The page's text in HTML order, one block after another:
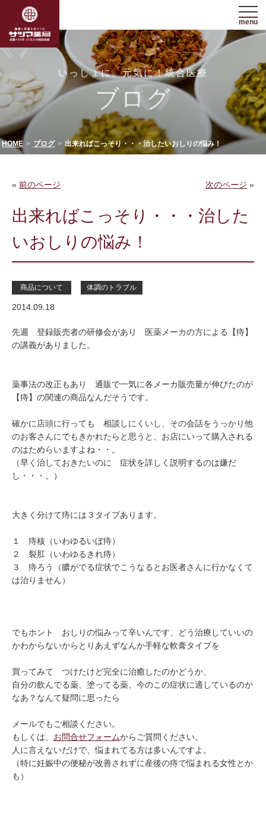
menu
いっしょに、元気に！統合医療
ブログ
HOME ブログ 出来ればこっそり・・・治したいおしりの悩み！
« 前のページ 次のページ »
出来ればこっそり・・・治した
いおしりの悩み！
商品について 体調のトラブル
2014.09.18
先週 登録販売者の研修会があり 医薬メーカの方による【痔】
の講義がありました。
薬事法の改正もあり 通販で一気に各メーカ販売量が伸びたのが
【痔】の関連の商品なんだそうです。
確かに店頭に行っても 相談しにくいし、その会話をうっかり他
のお客さんにでもきかれたらと思うと、お店にいって購入される
のはためらいますよね・・。
（早く治しておきたいのに 症状を詳しく説明するのは嫌だ
し・・・。）
大きく分けて痔には３タイプあります。
１ 痔核（いわゆるいぼ痔）
２ 裂肛（いわゆるきれ痔）
３ 痔ろう（膿がでる症状でこうなるとお医者さんに行かなくて
は治りません）
でもホント おしりの悩みって辛いんです、どう治療していいの
かわからないからとりあえずなんか手軽な軟膏タイプを
買ってみて つけたけど完全に治癒したのかどうか、
自分の飲んでる薬、塗ってる薬、今のこの症状に適しているのか
なあ？なんて疑問に思ったら
メールでもご相談ください。
もしくは、 お問合せフォームからご質問ください。
人に言えないだけで、悩まれてる方は多いんですよ。
（特に妊娠中の便秘が改善されずに産後の痔で悩まれる女性とか
も）